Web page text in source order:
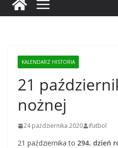
KALENDARZ HISTORIA
21
nożnej
24 października 2020 ifutbol
21 października to 294. dzień